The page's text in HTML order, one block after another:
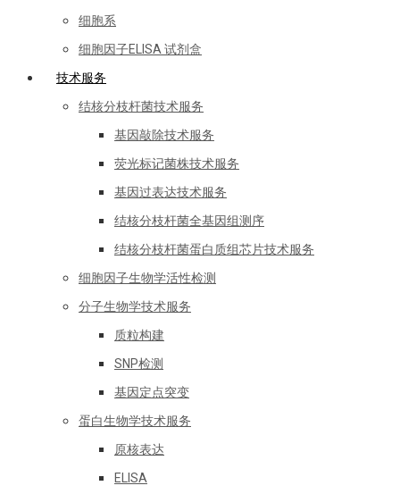
细胞系
细胞因子ELISA 试剂盒
技术服务
结核分枝杆菌技术服务
基因敲除技术服务
荧光标记菌株技术服务
基因过表达技术服务
结核分枝杆菌全基因组测序
结核分枝杆菌蛋白质组芯片技术服务
细胞因子生物学活性检测
分子生物学技术服务
质粒构建
SNP检测
基因定点突变
蛋白生物学技术服务
原核表达
ELISA